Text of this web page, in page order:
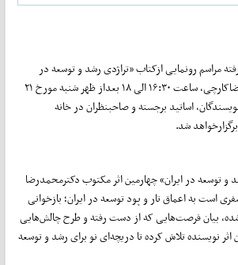
مراسم رونمایی ازکتاب «تراژدی رشد و توسعه در
ایران» نوشته دکترمحمد رضاکارچی، ساعت ۱۶:۳۰ الی ۱۸ بعداز ظهر شنبه مورخ ۲۱
اساتید برجسته‌ و صاحبنظران در خانه‌
شد.
توسعه در ایران» چهارمین اثر مکتوب دکترمحمدرضا
است به اعماق تار و پود توسعه در ایران؛ بازخوانی
بیان فرصت‌هایی که از دست رفته و طرح چالش‌هایی
نویسنده تلاش کرده تا دریچه‌ای نو برای رشد و توسعه